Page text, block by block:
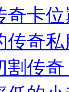
奇卡
传奇
割传